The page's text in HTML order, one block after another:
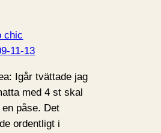
chic
11-13
Igår tvättade jag
med 4 st skal
påse. Det
ordentligt i